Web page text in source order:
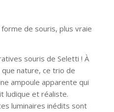
de souris, plus vraie
souris de Seletti ! À
nature, ce trio de
ampoule apparente qui
ludique et réaliste.
luminaires inédits sont